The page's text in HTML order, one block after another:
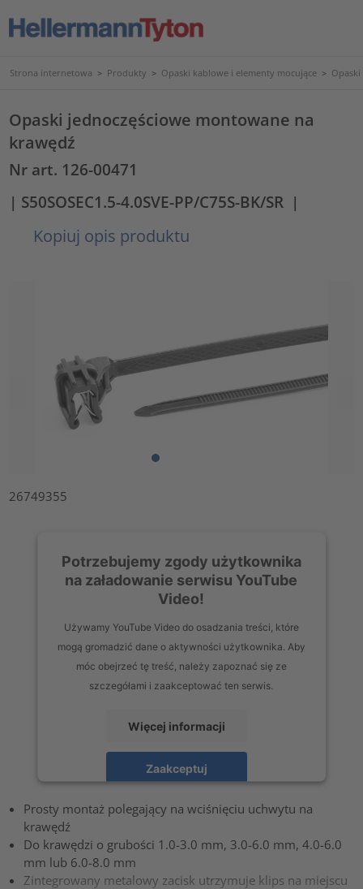
Strona internetowa > Produkty > Opaski kablowe i elementy mocujące >
Opaski jednoczęściowe montowane na
krawędź
Nr art. 126-00471
| S50SOSEC1.5-4.0SVE-PP/C75S-BK/SR |
Kopiuj opis produktu
26749355
Potrzebujemy zgody użytkownika
na załadowanie serwisu YouTube
Video!
Używamy YouTube Video do osadzania treści, które
mogą gromadzić dane o aktywności użytkownika. Aby
móc obejrzeć tę treść, należy zapoznać się ze
szczegółami i zaakceptować ten serwis.
Więcej informacji
Zaakceptuj
Prosty montaż polegający na wciśnięciu uchwytu na
krawędź
Do krawędzi o grubości 1.0-3.0 mm, 3.0-6.0 mm, 4.0-6.0
mm lub 6.0-8.0 mm
Zintegrowany metalowy zacisk utrzymuje klips na miejscu